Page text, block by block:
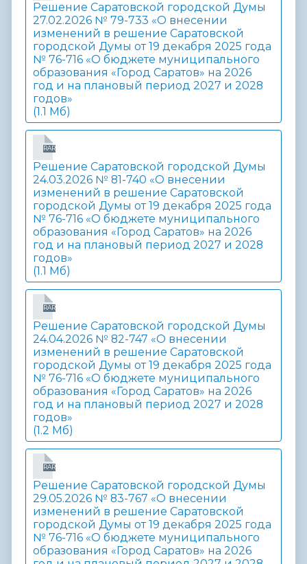
Решение Саратовской городской Думы
27.02.2026 № 79-733 «О внесении
изменений в решение Саратовской
городской Думы от 19 декабря 2025 года
№ 76-716 «О бюджете муниципального
образования «Город Саратов» на 2026
год и на плановый период 2027 и 2028
годов»
(1.1 Мб)
RAR
Решение Саратовской городской Думы
24.03.2026 № 81-740 «О внесении
изменений в решение Саратовской
городской Думы от 19 декабря 2025 года
№ 76-716 «О бюджете муниципального
образования «Город Саратов» на 2026
год и на плановый период 2027 и 2028
годов»
(1.1 Мб)
RAR
Решение Саратовской городской Думы
24.04.2026 № 82-747 «О внесении
изменений в решение Саратовской
городской Думы от 19 декабря 2025 года
№ 76-716 «О бюджете муниципального
образования «Город Саратов» на 2026
год и на плановый период 2027 и 2028
годов»
(1.2 Мб)
RAR
Решение Саратовской городской Думы
29.05.2026 № 83-767 «О внесении
изменений в решение Саратовской
городской Думы от 19 декабря 2025 года
№ 76-716 «О бюджете муниципального
образования «Город Саратов» на 2026